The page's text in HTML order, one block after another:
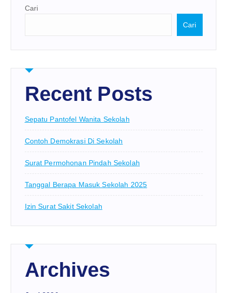
Cari
Cari
Recent Posts
Sepatu Pantofel Wanita Sekolah
Contoh Demokrasi Di Sekolah
Surat Permohonan Pindah Sekolah
Tanggal Berapa Masuk Sekolah 2025
Izin Surat Sakit Sekolah
Archives